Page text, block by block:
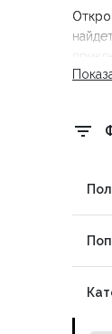
Пол